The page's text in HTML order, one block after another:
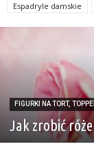
Espadryle damskie
FIGURKI NA TORT,
Jak zrobić